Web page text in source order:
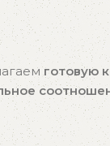
готовую